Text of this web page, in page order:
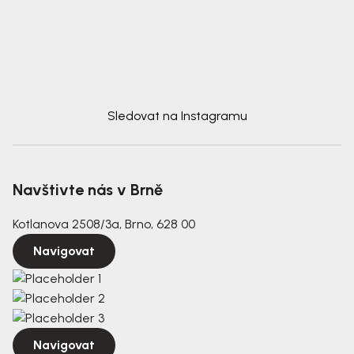
Sledovat na Instagramu
Navštivte nás v Brně
Kotlanova 2508/3a, Brno, 628 00
Navigovat
Navigovat